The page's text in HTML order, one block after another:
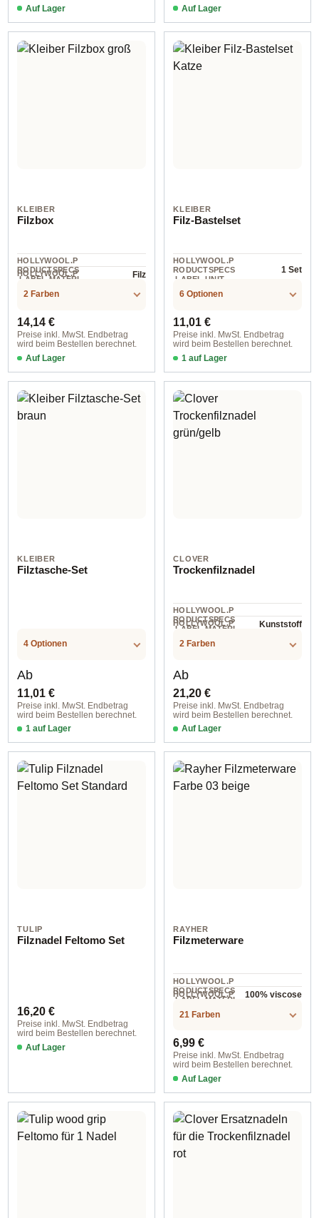
Auf Lager Auf Lager
KLEIBER
Filzbox
HOLLYWOOL.P
RODUCTSPECS
.LABEL.MATERI
Filz
HOLLYWOOL.P
.LABEL.UNIT
2 Farben
Regulärer Preis:
14,14 €
Preise inkl. MwSt. Endbetrag
wird beim Bestellen berechnet.
Auf Lager
klein
KLEIBER
Filz-Bastelset
HOLLYWOOL.P
RODUCTSPECS
.LABEL.UNIT
1 Set
6 Optionen
Regulärer Preis:
11,01 €
Preise inkl. MwSt. Endbetrag
wird beim Bestellen berechnet.
1 auf Lager
ca. 22x22x5 cm
KLEIBER
Filztasche-Set
4 Optionen
Regulärer Preis:
Ab
11,01 €
Preise inkl. MwSt. Endbetrag
wird beim Bestellen berechnet.
1 auf Lager
ca.15x26x9 cm / Kreuzstich Eule
CLOVER
Trockenfilznadel
HOLLYWOOL.P
RODUCTSPECS
.LABEL.MATERI
AL
Kunststoff
HOLLYWOOL.P
.LABEL.UNIT
2 Farben
Regulärer Preis:
Ab
21,20 €
Preise inkl. MwSt. Endbetrag
wird beim Bestellen berechnet.
Auf Lager
grün/gelb
TULIP
Filznadel Feltomo Set
Regulärer Preis:
16,20 €
Preise inkl. MwSt. Endbetrag
wird beim Bestellen berechnet.
Auf Lager
RAYHER
Filzmeterware
HOLLYWOOL.P
RODUCTSPECS
.LABEL.MATERI
100% viscose
HOLLYWOOL.P
.LABEL.UNIT
21 Farben
Regulärer Preis:
6,99 €
Preise inkl. MwSt. Endbetrag
wird beim Bestellen berechnet.
Auf Lager